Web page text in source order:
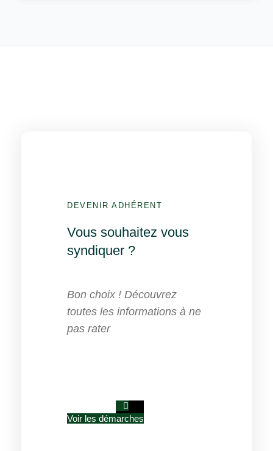
DEVENIR ADHÉRENT
Vous souhaitez vous
syndiquer ?
Bon choix ! Découvrez
toutes les informations à ne
pas rater
Voir les démarches